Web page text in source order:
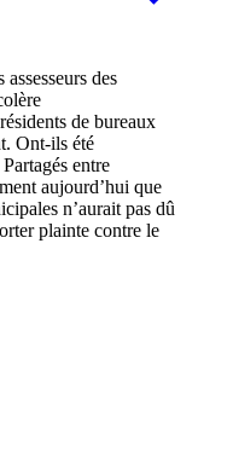
de bureaux
Ont-ils été
entre
aujourd’hui que
n’aurait pas dû
plainte contre le